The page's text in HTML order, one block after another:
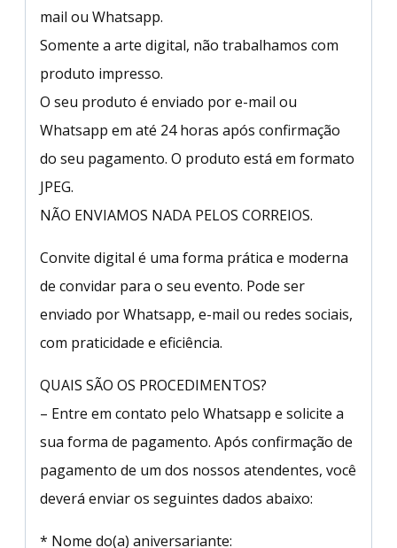
mail ou Whatsapp.
Somente a arte digital, não trabalhamos com
produto impresso.
O seu produto é enviado por e-mail ou
Whatsapp em até 24 horas após confirmação
do seu pagamento. O produto está em formato
JPEG.
NÃO ENVIAMOS NADA PELOS CORREIOS.
Convite digital é uma forma prática e moderna
de convidar para o seu evento. Pode ser
enviado por Whatsapp, e-mail ou redes sociais,
com praticidade e eficiência.
QUAIS SÃO OS PROCEDIMENTOS?
– Entre em contato pelo Whatsapp e solicite a
sua forma de pagamento. Após confirmação de
pagamento de um dos nossos atendentes, você
deverá enviar os seguintes dados abaixo:
* Nome do(a) aniversariante: